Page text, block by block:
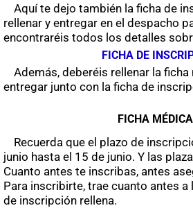
Aquí te dejo también la ficha de
rellenar y entregar en el despacho
encontraréis todos los detalles
FICHA DE
Además, deberéis rellenar la
entregar junto con la ficha de
FICHA MÉDICA
Recuerda que el plazo de
junio hasta el 15 de junio. Y las
Cuanto antes te inscribas, antes
Para inscribirte, trae cuanto antes a
de inscripción rellena.